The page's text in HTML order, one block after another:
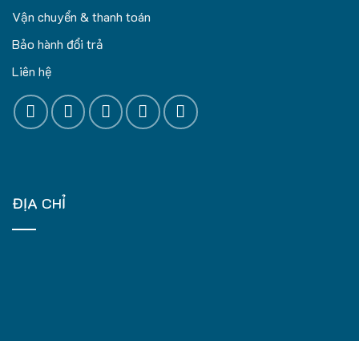
Vận chuyển & thanh toán
Bảo hành đổi trả
Liên hệ
ĐỊA CHỈ